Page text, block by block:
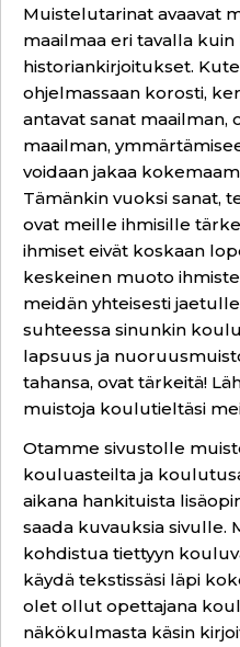
Muistelutarinat avaavat
maailmaa eri tavalla kuin
historiankirjoitukset.
ohjelmassaan korosti,
antavat sanat maailman,
maailman,
voidaan jakaa
Tämänkin vuoksi sanat,
ovat meille ihmisille
ihmiset eivät koskaan
keskeinen muoto
meidän yhteisesti
suhteessa sinunkin
lapsuus ja
tahansa, ovat tärkeitä!
muistoja koulutieltäsi
Otamme sivustolle
kouluasteilta ja
aikana hankituista
saada kuvauksia sivulle.
kohdistua tiettyyn
käydä tekstissäsi läpi
olet ollut opettajana
näkökulmasta käsin